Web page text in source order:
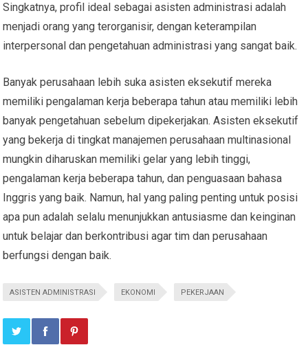
Singkatnya, profil ideal sebagai asisten administrasi adalah
menjadi orang yang terorganisir, dengan keterampilan
interpersonal dan pengetahuan administrasi yang sangat baik.
Banyak perusahaan lebih suka asisten eksekutif mereka
memiliki pengalaman kerja beberapa tahun atau memiliki lebih
banyak pengetahuan sebelum dipekerjakan. Asisten eksekutif
yang bekerja di tingkat manajemen perusahaan multinasional
mungkin diharuskan memiliki gelar yang lebih tinggi,
pengalaman kerja beberapa tahun, dan penguasaan bahasa
Inggris yang baik. Namun, hal yang paling penting untuk posisi
apa pun adalah selalu menunjukkan antusiasme dan keinginan
untuk belajar dan berkontribusi agar tim dan perusahaan
berfungsi dengan baik.
ASISTEN ADMINISTRASI EKONOMI PEKERJAAN